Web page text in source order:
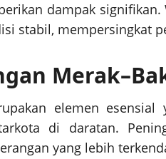
dampak
stabil, mempersingkat
elemen esensial
di daratan.
yang lebih